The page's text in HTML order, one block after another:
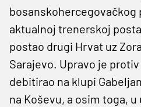
bosanskohercegovačkog
aktualnoj trenerskoj
postao drugi Hrvat uz
Sarajevo. Upravo je
debitirao na klupi
na Koševu, a osim toga,